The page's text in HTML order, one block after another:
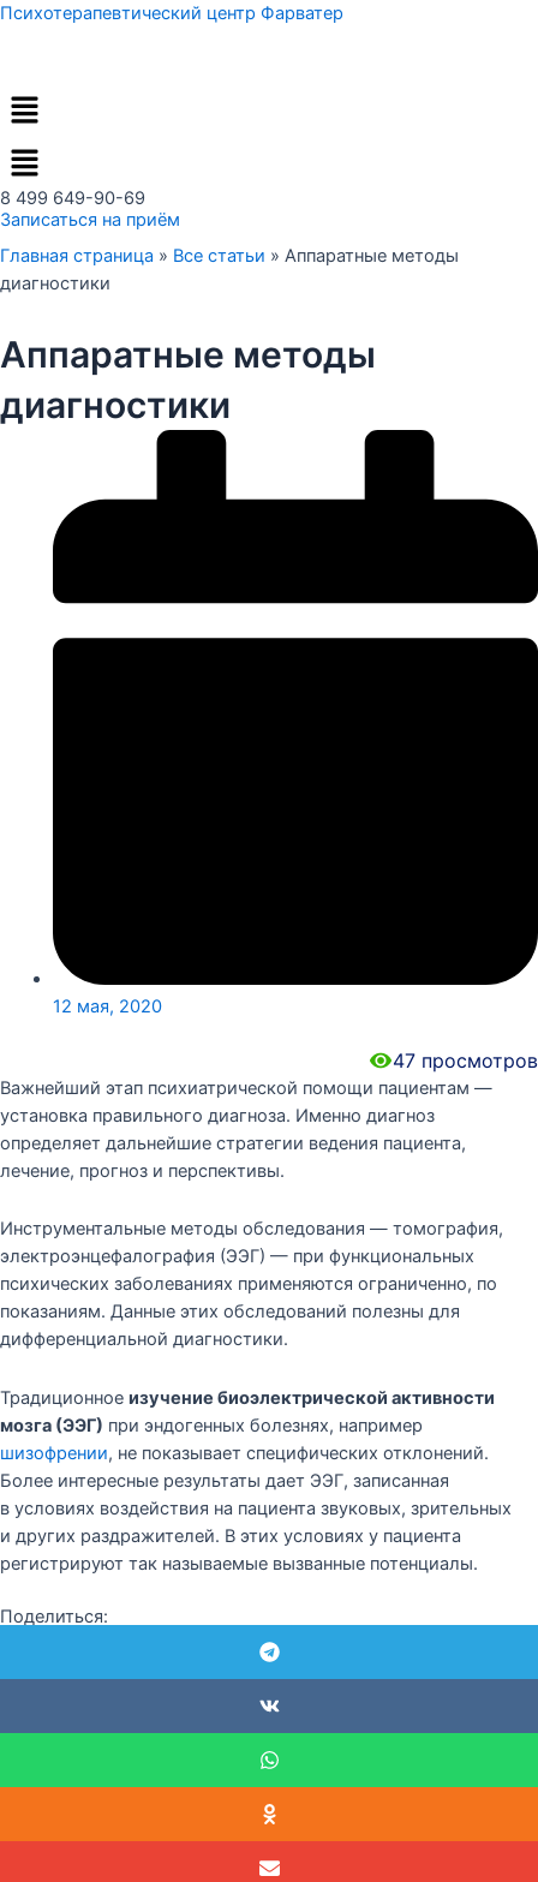
Перейти
Психотерапевтический центр Фарватер
Меню
8 499 649-90-69
Записаться на приём
Главная страница » Все статьи » Аппаратные методы
диагностики
Аппаратные методы
диагностики
12 мая, 2020
47 просмотров
Важнейший этап психиатрической помощи пациентам —
установка правильного диагноза. Именно диагноз
определяет дальнейшие стратегии ведения пациента,
лечение, прогноз и перспективы.
Инструментальные методы обследования — томография,
электроэнцефалография (ЭЭГ) — при функциональных
психических заболеваниях применяются ограниченно, по
показаниям. Данные этих обследований полезны для
дифференциальной диагностики.
Традиционное изучение биоэлектрической активности
мозга (ЭЭГ) при эндогенных болезнях, например
шизофрении, не показывает специфических отклонений.
Более интересные результаты дает ЭЭГ, записанная
в условиях воздействия на пациента звуковых, зрительных
и других раздражителей. В этих условиях у пациента
регистрируют так называемые вызванные потенциалы.
Поделиться: